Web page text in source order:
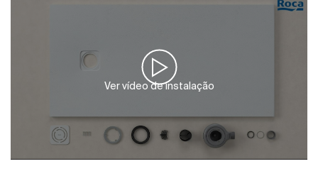
Ver vídeo de instalação